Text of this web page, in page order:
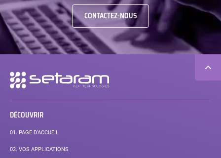
CONTACTEZ-NOUS
Navigation
secondaire
DÉCOUVRIR
01. PAGE D’ACCUEIL
02. VOS APPLICATIONS